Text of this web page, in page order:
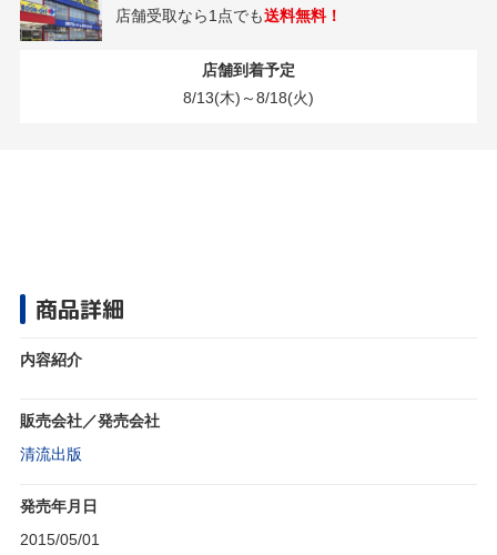
店舗受取なら1点でも送料無料！
店舗到着予定
8/13(木)～8/18(火)
商品詳細
内容紹介
販売会社／発売会社
清流出版
発売年月日
2015/05/01